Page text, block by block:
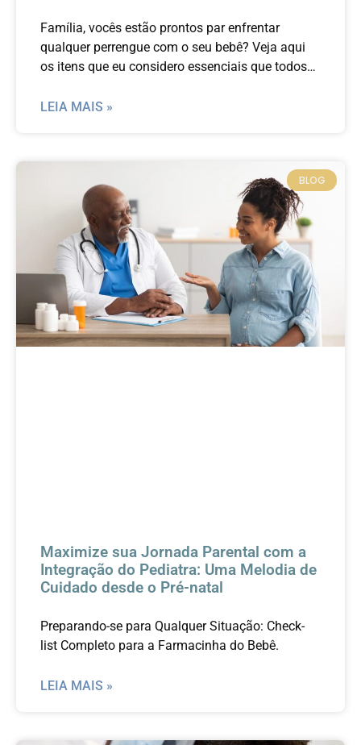
Família, vocês estão prontos par enfrentar
qualquer perrengue com o seu bebê? Veja aqui
os itens que eu considero essenciais que todos
LEIA MAIS »
BLOG
Maximize sua Jornada Parental com a
Integração do Pediatra: Uma Melodia de
Cuidado desde o Pré-natal
Preparando-se para Qualquer Situação: Check-
list Completo para a Farmacinha do Bebê.
LEIA MAIS »